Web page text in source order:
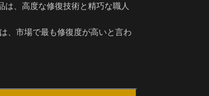
、高度な修復技術と精巧な職人
、市場で最も修復度が高いと言わ